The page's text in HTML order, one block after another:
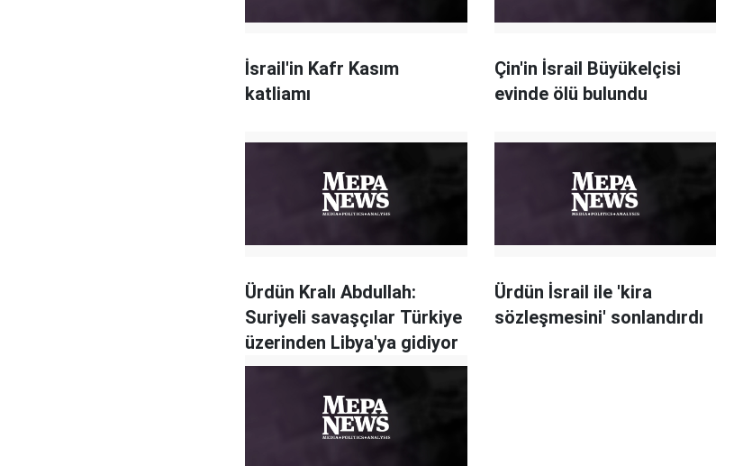
İsrail'in Kafr Kasım
katliamı
Çin'in İsrail Büyükelçisi
evinde ölü bulundu
Ürdün Kralı Abdullah:
Suriyeli savaşçılar Türkiye
üzerinden Libya'ya gidiyor
Ürdün İsrail ile 'kira
sözleşmesini' sonlandırdı